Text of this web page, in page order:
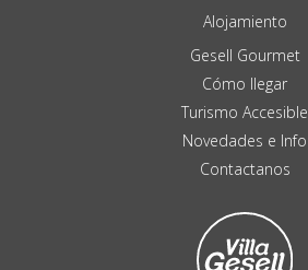
Alojamiento
Gesell Gourmet
Cómo llegar
Turismo Accesible
Novedades e Info
Contactanos